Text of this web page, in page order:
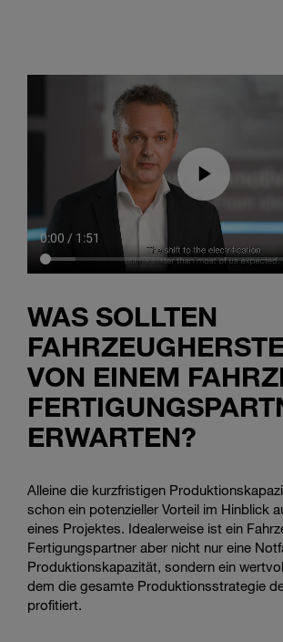
WAS SOLLTEN
VON EINEM
ERWARTEN?
Alleine die kurzfristigen
schon ein potenzieller Vorteil im Hinblick
eines Projektes. Idealerweise ist ein
Fertigungspartner aber nicht nur eine
Produktionskapazität, sondern ein
dem die gesamte Produktionsstrategie
profitiert.